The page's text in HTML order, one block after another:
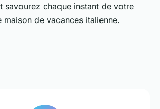
savourez chaque instant de votre
maison de vacances italienne.